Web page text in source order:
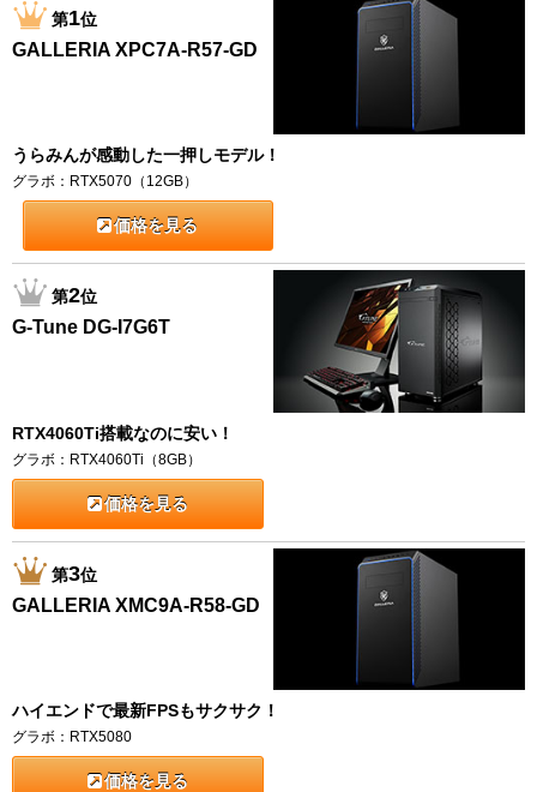
第1位
GALLERIA XPC7A-R57-GD
うらみんが感動した一押しモデル！
グラボ：RTX5070（12GB）
価格を見る
第2位
G-Tune DG-I7G6T
RTX4060Ti搭載なのに安い！
グラボ：RTX4060Ti（8GB）
価格を見る
第3位
GALLERIA XMC9A-R58-GD
ハイエンドで最新FPSもサクサク！
グラボ：RTX5080
価格を見る